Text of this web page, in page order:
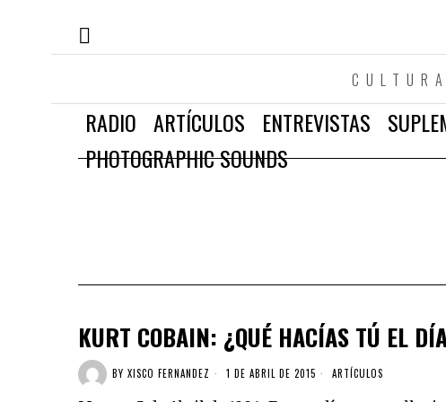
RADIO ARTÍCULOS ENTREVISTAS
PHOTOGRAPHIC SOUNDS
KURT COBAIN: ¿QUÉ HACÍAS TÚ EL
BY XISCO FERNANDEZ 1 DE ABRIL DE 2015 ARTÍCULOS